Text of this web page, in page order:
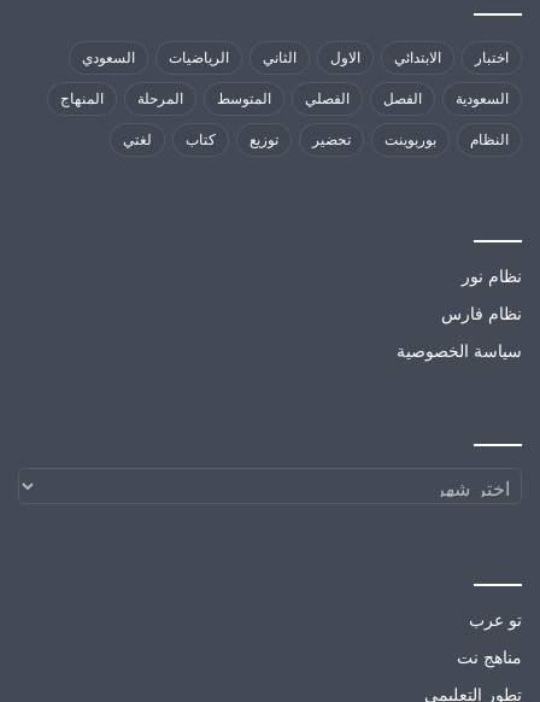
اختبار الابتدائي الاول الثاني الرياضيات السعودي
السعودية الفصل الفصلي المتوسط المرحلة المنهاج
النظام بوربوينت تحضير توزيع كتاب لغتي
نظام نور
نظام فارس
سياسة الخصوصية
الارشيف
تو عرب
مناهج نت
تطور التعليمي